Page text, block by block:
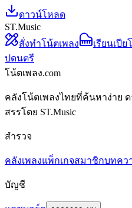
ดาวน์โหลด
ST.Music
สั่งทำโน้ตเพลง
เรียนเปีย
ปดนตรี
โน้ตเพลง.com
คลังโน้ตเพลงไทยที่ค้นหาง่าย
สรรโดย ST.Music
สำรวจ
คลังเพลงแพ็กเกจสมาชิกบทคว
บัญชี